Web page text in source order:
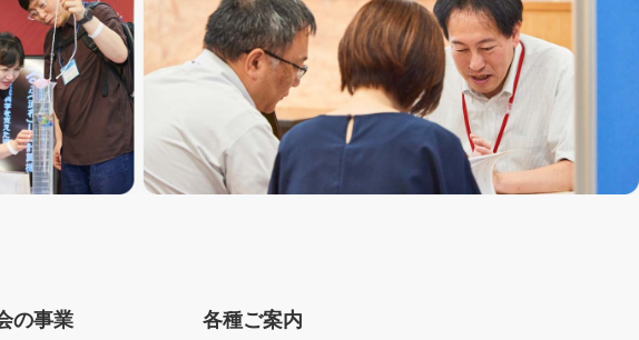
の事業 各種ご案内